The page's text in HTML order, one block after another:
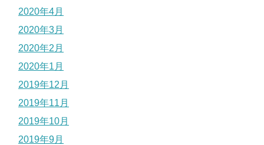
2020年4月
2020年3月
2020年2月
2020年1月
2019年12月
2019年11月
2019年10月
2019年9月